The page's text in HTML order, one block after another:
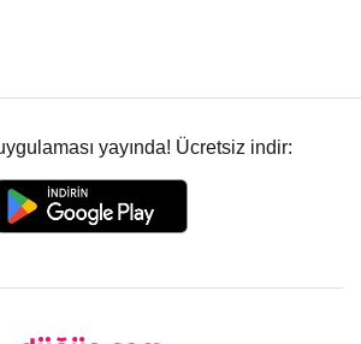
yayında! Ücretsiz indir: